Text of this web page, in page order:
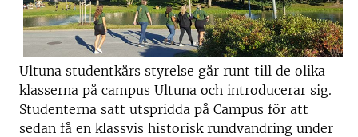
Ultuna studentkårs styrelse går runt till de olika
klasserna på campus Ultuna och introducerar sig.
Studenterna satt utspridda på Campus för att
sedan få en klassvis historisk rundvandring under